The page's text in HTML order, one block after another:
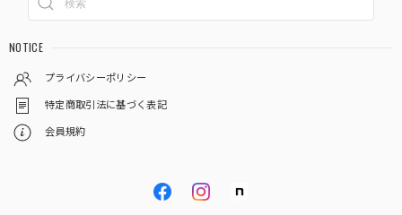
NOTICE
プライバシーポリシー
特定商取引法に基づく表記
会員規約